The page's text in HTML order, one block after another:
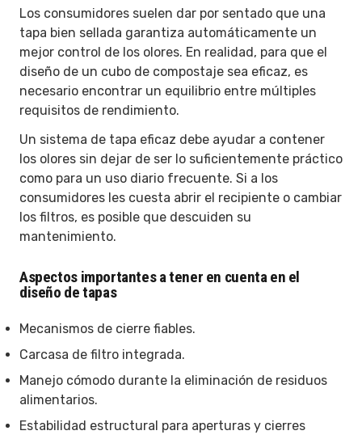
Los consumidores suelen dar por sentado que una
tapa bien sellada garantiza automáticamente un
mejor control de los olores. En realidad, para que el
diseño de un cubo de compostaje sea eficaz, es
necesario encontrar un equilibrio entre múltiples
requisitos de rendimiento.
Un sistema de tapa eficaz debe ayudar a contener
los olores sin dejar de ser lo suficientemente práctico
como para un uso diario frecuente. Si a los
consumidores les cuesta abrir el recipiente o cambiar
los filtros, es posible que descuiden su
mantenimiento.
Aspectos importantes a tener en cuenta en el
diseño de tapas
Mecanismos de cierre fiables.
Carcasa de filtro integrada.
Manejo cómodo durante la eliminación de residuos
alimentarios.
Estabilidad estructural para aperturas y cierres